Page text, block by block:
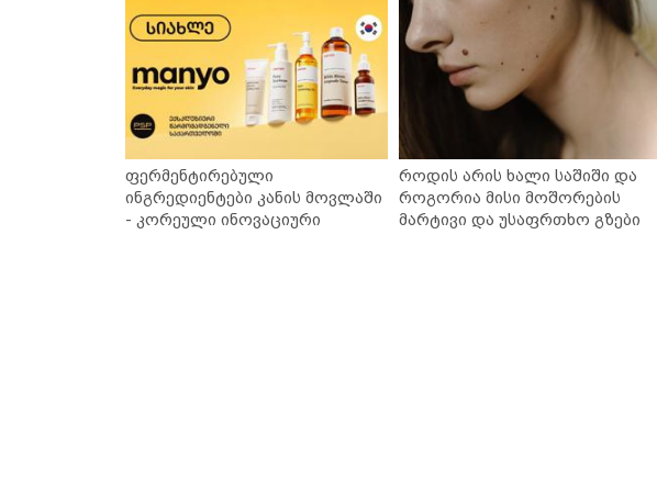
ფერმენტირებული
ინგრედიენტები კანის მოვლაში
- კორეული ინოვაციური
როდის არის ხალი საშიში და
როგორია მისი მოშორების
მარტივი და უსაფრთხო გზები